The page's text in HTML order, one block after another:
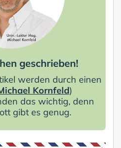
geschrieben!
werden durch einen
Kornfeld)
das wichtig, denn
gibt es genug.